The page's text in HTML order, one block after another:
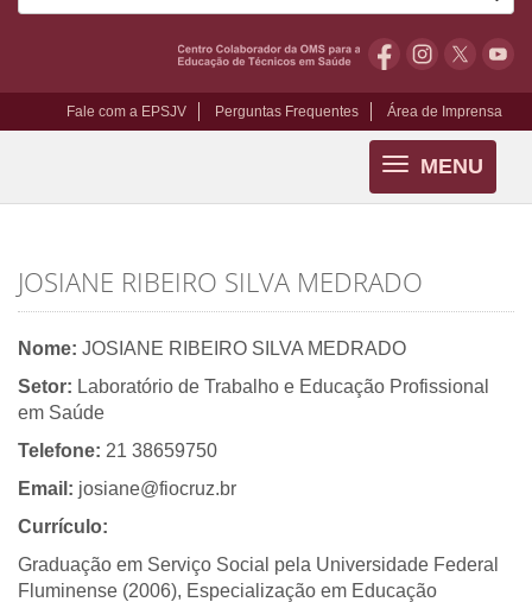
Fale com a EPSJV Perguntas Frequentes Área de Imprensa
MENU
Toggle
navigation
JOSIANE RIBEIRO SILVA MEDRADO
Nome: JOSIANE RIBEIRO SILVA MEDRADO
Setor: Laboratório de Trabalho e Educação Profissional
em Saúde
Telefone: 21 38659750
Email: josiane@fiocruz.br
Currículo:
Graduação em Serviço Social pela Universidade Federal
Fluminense (2006), Especialização em Educação